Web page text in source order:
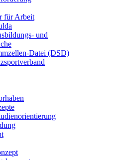
für Arbeit
und
Datei (DSD)